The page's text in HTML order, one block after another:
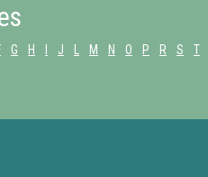
G H J M N O P R S T